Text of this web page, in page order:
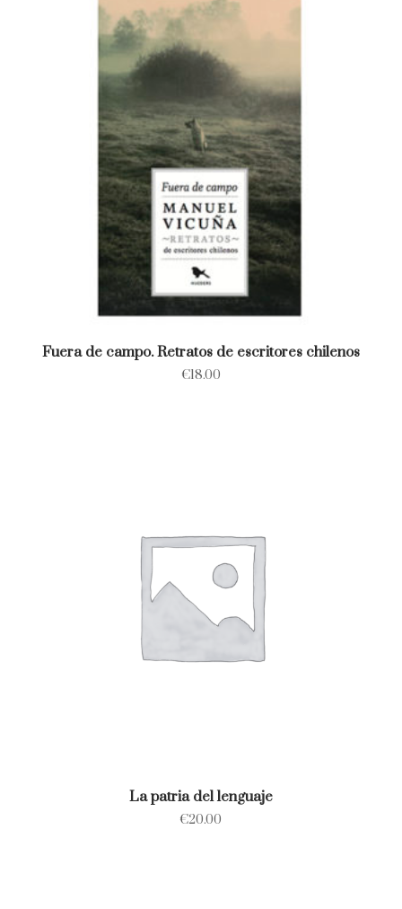
Fuera de campo. Retratos de escritores chilenos
€18.00
La patria del lenguaje
€20.00